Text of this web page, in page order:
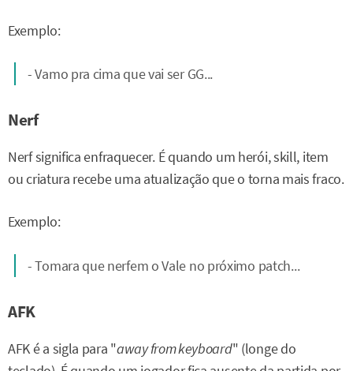
Exemplo:
- Vamo pra cima que vai ser GG...
Nerf
Nerf significa enfraquecer. É quando um herói, skill, item
ou criatura recebe uma atualização que o torna mais fraco.
Exemplo:
- Tomara que nerfem o Vale no próximo patch...
AFK
AFK é a sigla para "away from keyboard" (longe do